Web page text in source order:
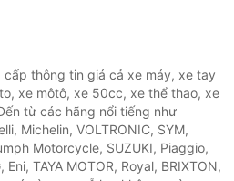
thông tin giá cả xe máy, xe tay
xe môtô, xe 50cc, xe thể thao, xe
từ các hãng nổi tiếng như
Michelin, VOLTRONIC, SYM,
Motorcycle, SUZUKI, Piaggio,
TAYA MOTOR, Royal, BRIXTON,